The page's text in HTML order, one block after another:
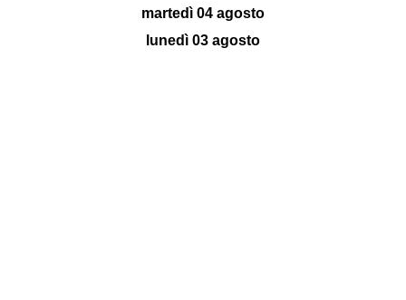
martedì 04 agosto
lunedì 03 agosto